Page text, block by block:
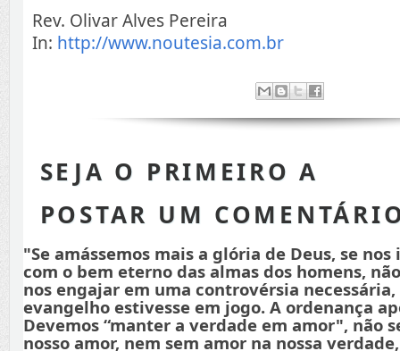
Rev. Olivar Alves Pereira
In: http://www.noutesia.com.br
SEJA O PRIMEIRO A
POSTAR UM
"Se amássemos mais a glória de Deus, se
com o bem eterno das almas dos homens,
nos engajar em uma controvérsia
evangelho estivesse em jogo. A ordenança
Devemos “manter a verdade em amor", não
nosso amor, nem sem amor na nossa